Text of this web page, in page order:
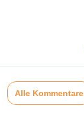
Alle Kommentare